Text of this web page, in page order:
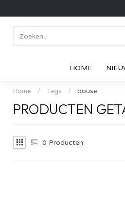
HOME
Home / Tags / bouse
PRODUCTEN
0 Producten